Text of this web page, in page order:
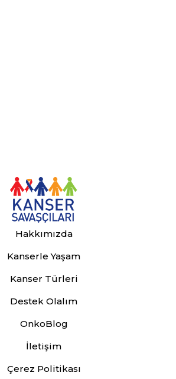
Hakkımızda
Kanserle Yaşam
Kanser Türleri
Destek Olalım
OnkoBlog
İletişim
Çerez Politikası